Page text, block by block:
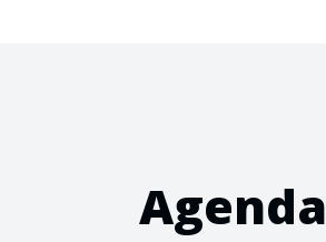
Agenda